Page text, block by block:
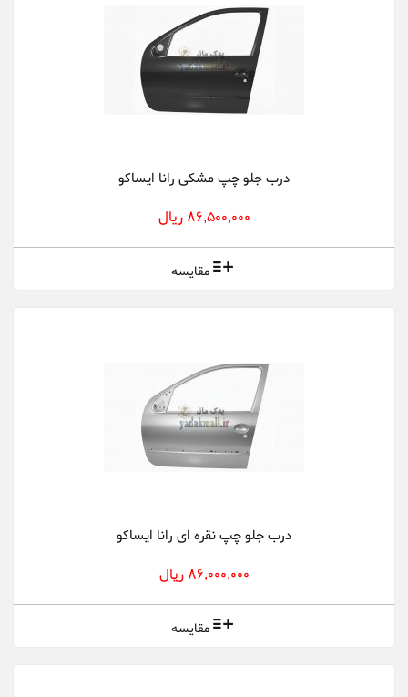
درب جلو چپ مشکی رانا ایساکو
86,500,000 ریال
مقایسه
درب جلو چپ نقره ای رانا ایساکو
86,000,000 ریال
مقایسه